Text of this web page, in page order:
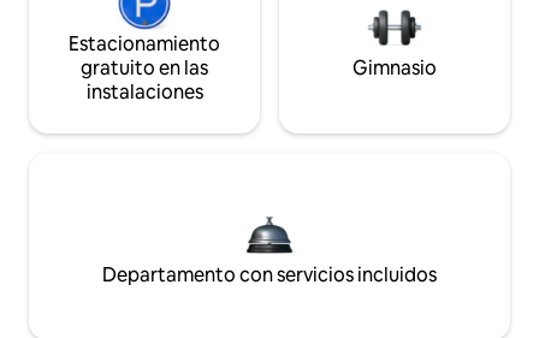
Estacionamiento
gratuito en las
instalaciones
Gimnasio
Departamento con servicios incluidos